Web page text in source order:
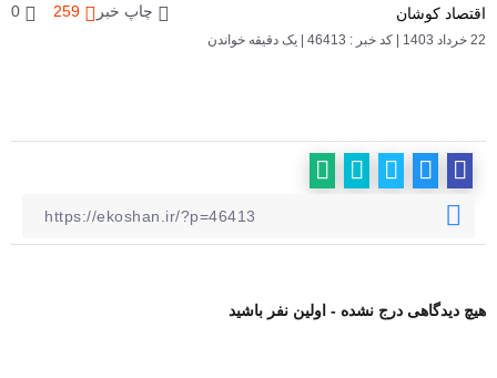
اقتصاد کوشان
22 خرداد 1403 | کد خبر : 46413 | یک دقیقه خواندن
چاپ خبر 259
0
هیچ دیدگاهی درج نشده - اولین نفر باشید